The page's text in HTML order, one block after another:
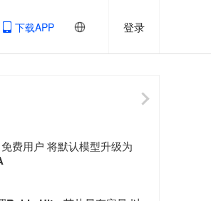
下载APP 登录
费用户 将默认模型升级为